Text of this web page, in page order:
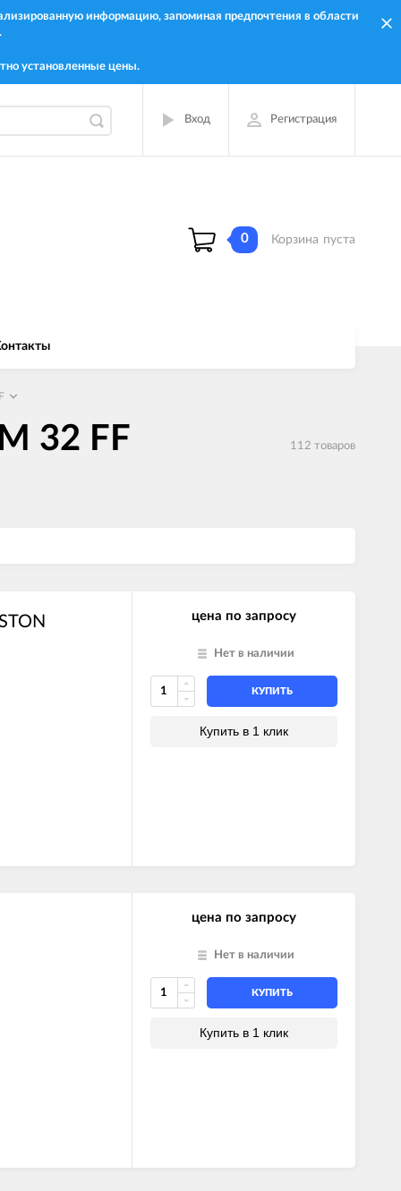
информацию, запоминая предпочтения в области
установленные цены.
Вход Регистрация
0 Корзина пуста
32 FF 112 товаров
цена по запросу
Нет в наличии
КУПИТЬ
Купить в 1 клик
цена по запросу
Нет в наличии
КУПИТЬ
Купить в 1 клик